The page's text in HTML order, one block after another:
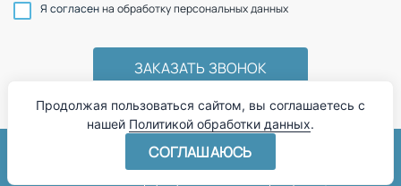
Я согласенна обработку персональных данных
© 2015—2026 Сертификационный центр «ВостокТест».
Продолжая пользоваться сайтом, вы соглашаетесь с
нашей Политикой обработки данных.
СОГЛАШАЮСЬ